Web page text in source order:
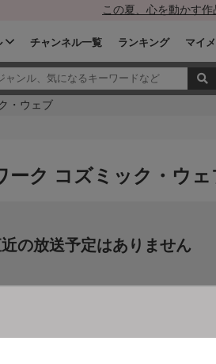
この夏、心を動かす
チャンネル一覧 ランキング マイ
・ウェブ
ーク コズミック・ウェ
の放送予定はありません